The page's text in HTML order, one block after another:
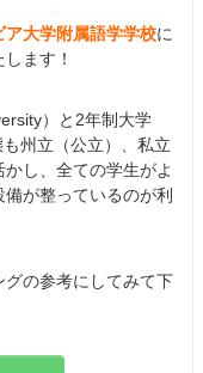
ア大学附属語学学校に
ます！
）と2年制大学
州立（公立）、私立
し、全ての学生がよ
が整っているのが利
の参考にしてみて下